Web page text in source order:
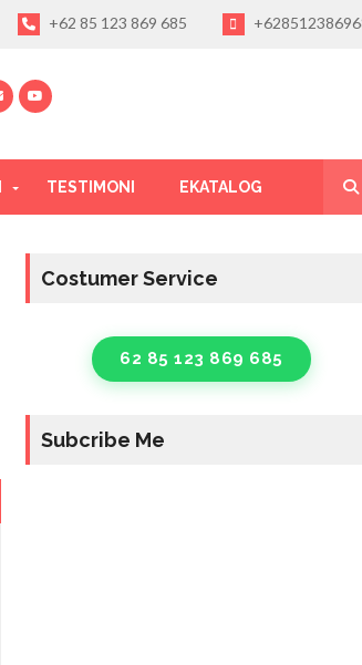
+62 85 123 869 685
TESTIMONI EKATALOG
Costumer Service
62 85 123 869 685
Subcribe Me